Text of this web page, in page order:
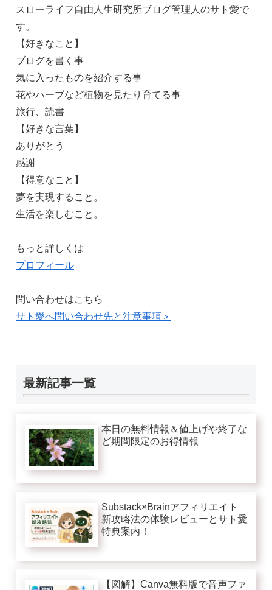
スローライフ自由人生研究所ブログ管理人のサト愛で
す。
【好きなこと】
ブログを書く事
気に入ったものを紹介する事
花やハーブなど植物を見たり育てる事
旅行、読書
【好きな言葉】
ありがとう
感謝
【得意なこと】
夢を実現すること。
生活を楽しむこと。
もっと詳しくは
プロフィール
問い合わせはこちら
サト愛へ問い合わせ先と注意事項＞
最新記事一覧
本日の無料情報＆値上げや終了な
ど期間限定のお得情報
Substack×Brainアフィリエイト
新攻略法の体験レビューとサト愛
特典案内！
【図解】Canva無料版で音声ファ